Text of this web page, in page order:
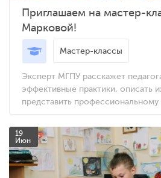
Приглашаем на мастер-
Марковой!
Мастер-классы
Эксперт МГПУ расскажет
эффективные практики, описать
представить
19
Июн